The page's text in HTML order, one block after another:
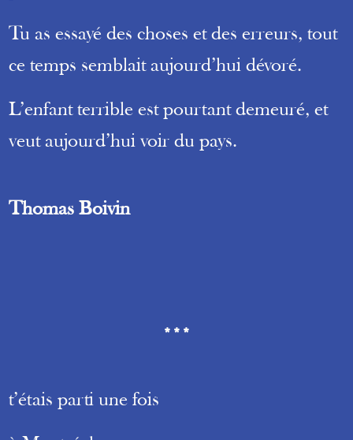
Tu as essayé des choses et des erreurs, tout
ce temps semblait aujourd’hui dévoré.
L’enfant terrible est pourtant demeuré, et
veut aujourd’hui voir du pays.
Thomas Boivin
***
t’étais parti une fois